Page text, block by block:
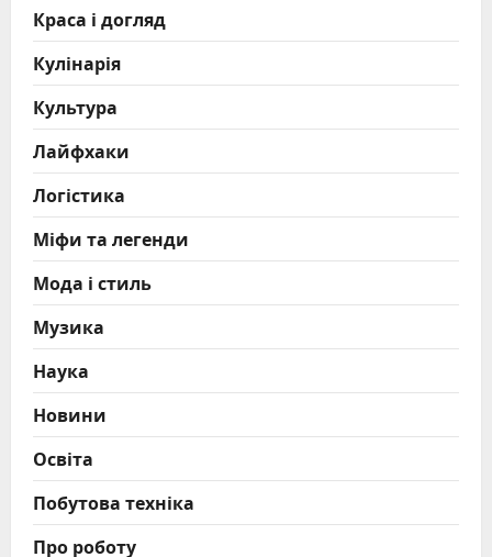
Краса і догляд
Кулінарія
Культура
Лайфхаки
Логістика
Міфи та легенди
Мода і стиль
Музика
Наука
Новини
Освіта
Побутова техніка
Про роботу